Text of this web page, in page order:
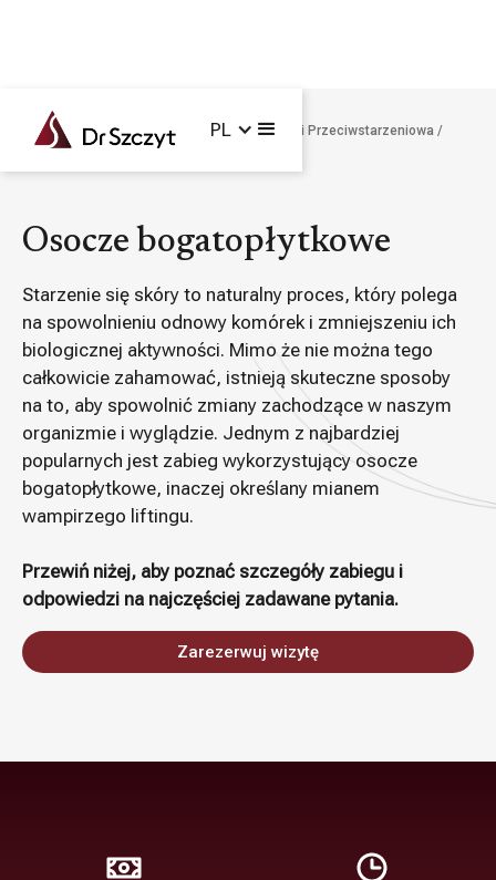
PL
Główna / Zabiegi /Medycyna Regeneracyjna i Przeciwstarzeniowa /
Osocze bogatopłytkowe
Starzenie się skóry to naturalny proces, który polega
na spowolnieniu odnowy komórek i zmniejszeniu ich
biologicznej aktywności. Mimo że nie można tego
całkowicie zahamować, istnieją skuteczne sposoby
na to, aby spowolnić zmiany zachodzące w naszym
organizmie i wyglądzie. Jednym z najbardziej
popularnych jest zabieg wykorzystujący osocze
bogatopłytkowe, inaczej określany mianem
wampirzego liftingu.
Przewiń niżej, aby poznać szczegóły zabiegu i
odpowiedzi na najczęściej zadawane pytania.
Zarezerwuj wizytę